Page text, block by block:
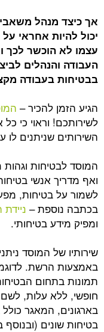
משאבי האנוש
אחראי על בטיחות
לכך ואינו
לביצועה,
מקצועית?
להכיר –המוסד
וראוי כי כל איש
לו על ידי
וגהות מעביר
בטיחות ארגוניים,
מפעיל ניידות
–ניידת הדרכת
בטיחותי.
המוסד ניתנים
לדוגמה: ניתן
הבטיחות אותו
עלות, לשם שיפור
כולל גם
(ובנוסף בנושא